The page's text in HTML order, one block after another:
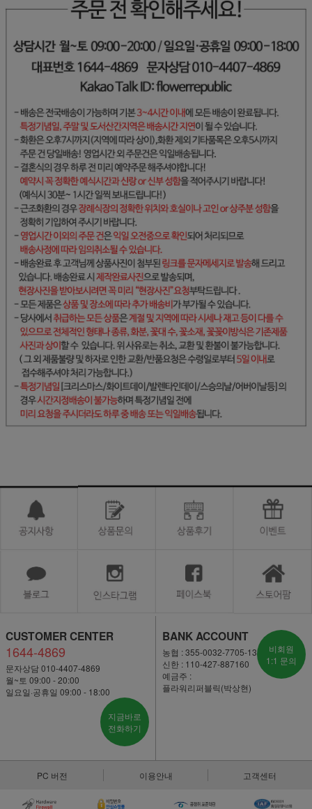
CUSTOMER CENTER
1644-4869
문자상담 010-4407-4869
월~토 09:00 - 20:00
일요일·공휴일 09:00 - 18:00
지금바로
전화하기
BANK ACCOUNT
농협 : 355-0032-7705-13
신한 : 110-427-887160
예금주 :
플라워리퍼블릭(박상현)
비회원
1:1 문의
PC 버전 이용안내 고객센터